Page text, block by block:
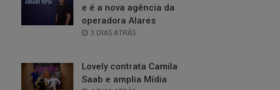
e é a nova agência da
operadora Alares
POSTED
3 DIAS ATRÁS
Lovely contrata Camila
Saab e amplia Mídia